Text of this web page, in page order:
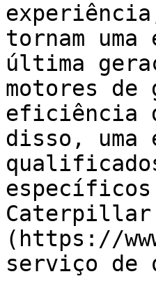
tornam
última
motores
eficiência
disso, uma
Caterpillar
(https://
serviço de